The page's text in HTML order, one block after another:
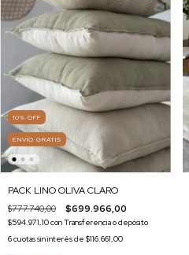
10% OFF
ENVÍO GRATIS
PACK LINO OLIVA CLARO
$777.740,00 $699.966,00
$594.971,10conTransferencia o depósito
6cuotas sin interés de $116.661,00